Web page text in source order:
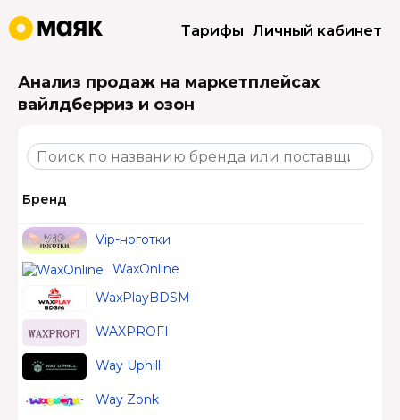
Тарифы Личный кабинет
Анализ продаж на маркетплейсах
вайлдберриз и озон
Бренд
Vip-ноготки
WaxOnline
WaxPlayBDSM
WAXPROFI
Way Uphill
Way Zonk